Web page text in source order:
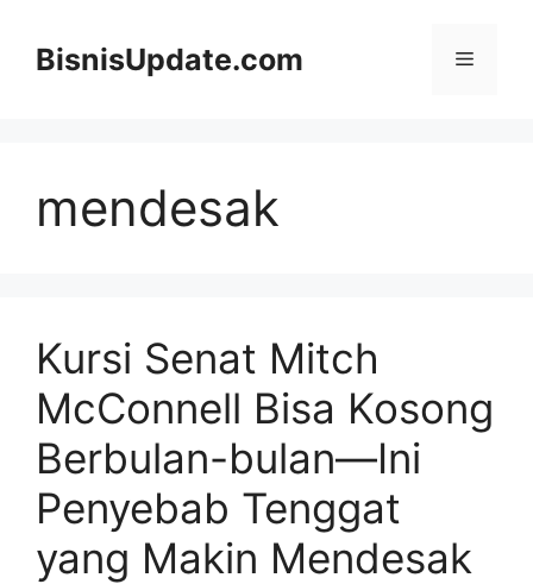
BisnisUpdate.com Menu
mendesak
Kursi Senat Mitch
McConnell Bisa Kosong
Berbulan-bulan—Ini
Penyebab Tenggat
yang Makin Mendesak